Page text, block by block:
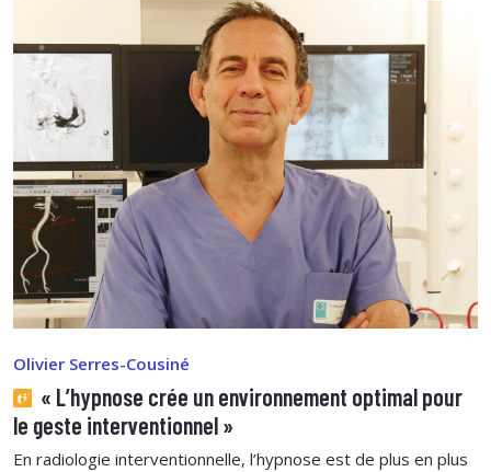
Olivier Serres-Cousiné
« L’hypnose crée un environnement optimal pour
le geste interventionnel »
En radiologie interventionnelle, l’hypnose est de plus en plus